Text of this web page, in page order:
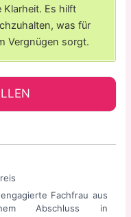
Klarheit. Es hilft
was für
Vergnügen sorgt.
Fachfrau aus
Abschluss in